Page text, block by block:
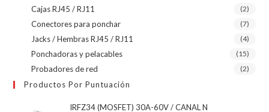
Cajas RJ45 / RJ11 (2)
Conectores para ponchar (7)
Jacks / Hembras RJ45 / RJ11 (4)
Ponchadoras y pelacables (15)
Probadores de red (2)
Productos Por Puntuación
IRFZ34 (MOSFET) 30A-60V / CANAL N